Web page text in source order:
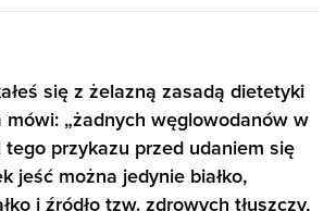
się z żelazną zasadą dietetyki
„żadnych węglowodanów w
tego przykazu przed udaniem się
jeść można jedynie białko,
i źródło tzw. zdrowych tłuszczy,